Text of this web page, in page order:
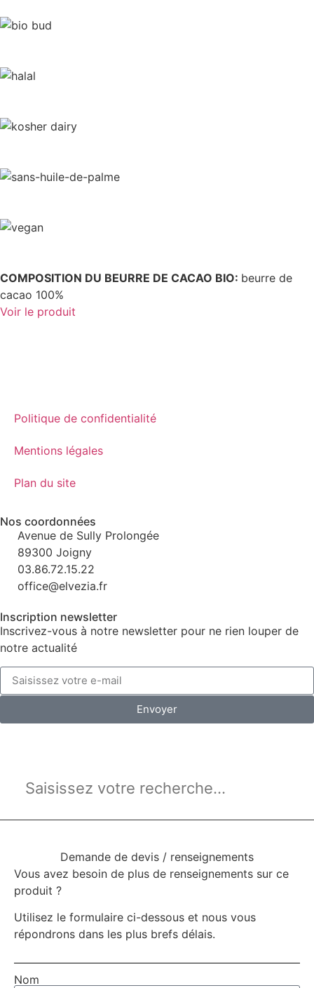
COMPOSITION DU BEURRE DE CACAO BIO: beurre de
cacao 100%
Voir le produit
Politique de confidentialité
Mentions légales
Plan du site
Nos coordonnées
Avenue de Sully Prolongée
89300 Joigny
03.86.72.15.22
office@elvezia.fr
Inscription newsletter
Inscrivez-vous à notre newsletter pour ne rien louper de
notre actualité
Envoyer
Demande de devis / renseignements
Vous avez besoin de plus de renseignements sur ce
produit ?
Utilisez le formulaire ci-dessous et nous vous
répondrons dans les plus brefs délais.
Nom